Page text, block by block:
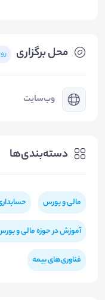
محل برگزاری
وب‌سایت
دسته‌بندی‌ها
مالی و بورس
آموزش در حوزه مالی و
فناوری‌های بیمه